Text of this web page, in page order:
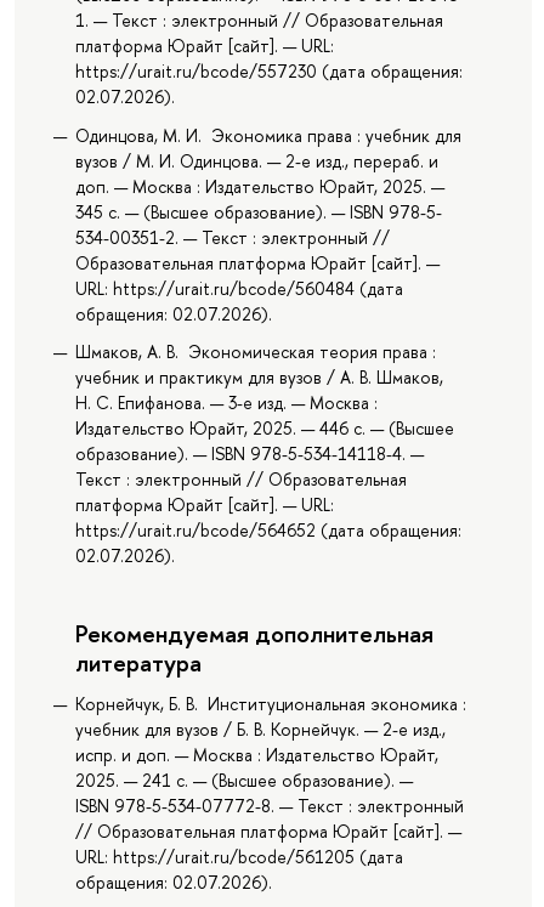
1. — Текст : электронный // Образовательная
платформа Юрайт [сайт]. — URL:
https://urait.ru/bcode/557230 (дата обращения:
02.07.2026).
Одинцова, М. И. Экономика права : учебник для
вузов / М. И. Одинцова. — 2-е изд., перераб. и
доп. — Москва : Издательство Юрайт, 2025. —
345 с. — (Высшее образование). — ISBN 978-5-
534-00351-2. — Текст : электронный //
Образовательная платформа Юрайт [сайт]. —
URL: https://urait.ru/bcode/560484 (дата
обращения: 02.07.2026).
Шмаков, А. В. Экономическая теория права :
учебник и практикум для вузов / А. В. Шмаков,
Н. С. Епифанова. — 3-е изд. — Москва :
Издательство Юрайт, 2025. — 446 с. — (Высшее
образование). — ISBN 978-5-534-14118-4. —
Текст : электронный // Образовательная
платформа Юрайт [сайт]. — URL:
https://urait.ru/bcode/564652 (дата обращения:
02.07.2026).
Рекомендуемая дополнительная
литература
Корнейчук, Б. В. Институциональная экономика :
учебник для вузов / Б. В. Корнейчук. — 2-е изд.,
испр. и доп. — Москва : Издательство Юрайт,
2025. — 241 с. — (Высшее образование). —
ISBN 978-5-534-07772-8. — Текст : электронный
// Образовательная платформа Юрайт [сайт]. —
URL: https://urait.ru/bcode/561205 (дата
обращения: 02.07.2026).